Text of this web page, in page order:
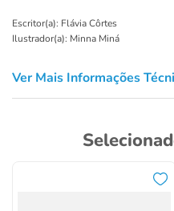
Escritor(a): Flávia Côrtes
Ilustrador(a): Minna Miná
Ver Mais Informações